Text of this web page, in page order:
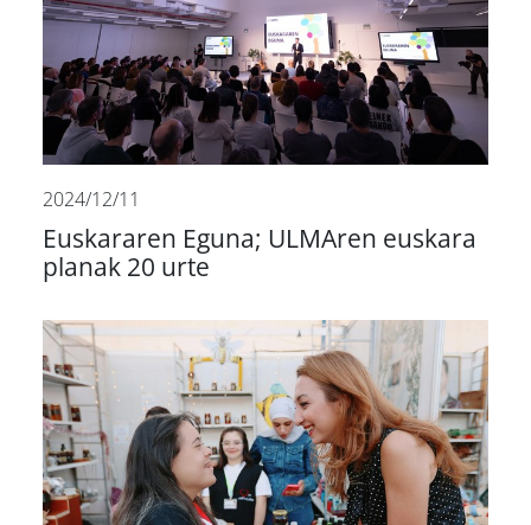
2024/12/11
Euskararen Eguna; ULMAren euskara
planak 20 urte